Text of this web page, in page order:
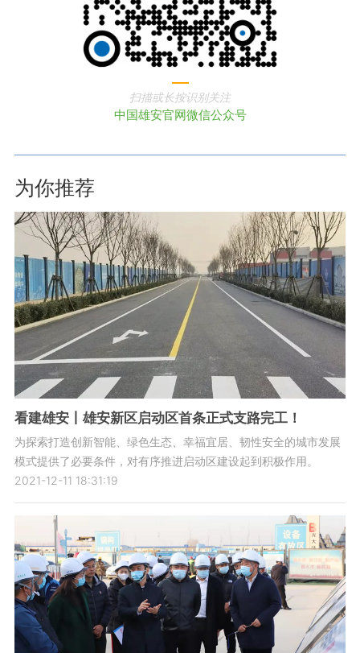
扫描或长按识别关注
中国雄安官网微信公众号
为你推荐
看建雄安丨雄安新区启动区首条正式支路完工！
为探索打造创新智能、绿色生态、幸福宜居、韧性安全的城市发展
模式提供了必要条件，对有序推进启动区建设起到积极作用。
2021-12-11 18:31:19